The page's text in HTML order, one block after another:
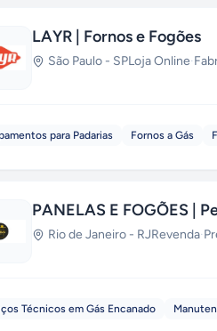
LAYR | Fornos e Fogões
São Paulo - SPLoja Online·
para Padarias Fornos a Gás
PANELAS E FOGÕES |
Rio de Janeiro - RJRevenda·
Técnicos em Gás Encanado